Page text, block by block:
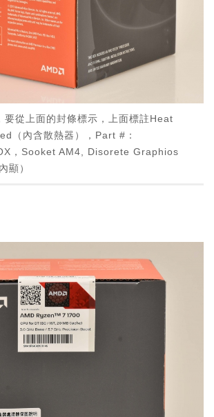
要從上面的封條標示，上面標註Heat
（內含散熱器），Part #：
，Sooket AM4, Disorete Graphios
顯）